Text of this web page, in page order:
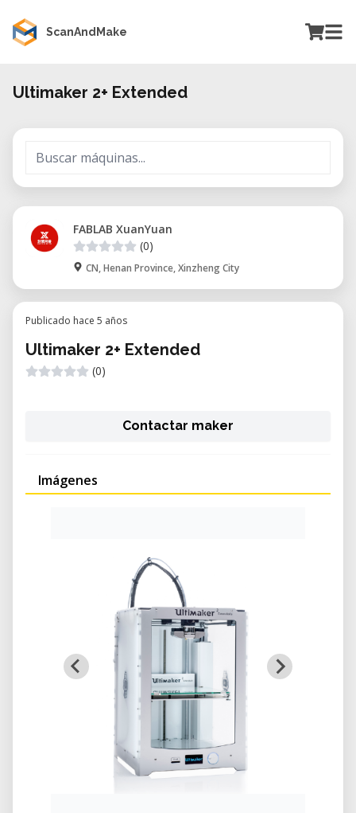
ScanAndMake
Ultimaker 2+ Extended
FABLAB XuanYuan
(0)
CN, Henan Province, Xinzheng City
Publicado hace 5 años
Ultimaker 2+ Extended
(0)
Contactar maker
Imágenes